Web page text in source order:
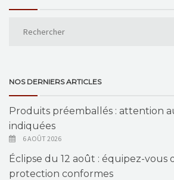
NOS DERNIERS ARTICLES
Produits préemballés : attention
indiquées
6 AOÛT 2026
Éclipse du 12 août : équipez-vous
protection conformes